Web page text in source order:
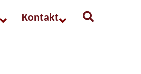
Kontakt